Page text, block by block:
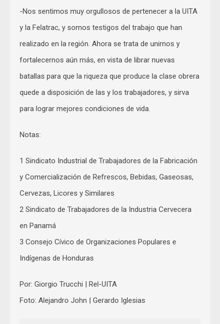
-Nos sentimos muy orgullosos de pertenecer a la UITA
y la Felatrac, y somos testigos del trabajo que han
realizado en la región. Ahora se trata de unirnos y
fortalecernos aún más, en vista de librar nuevas
batallas para que la riqueza que produce la clase obrera
quede a disposición de las y los trabajadores, y sirva
para lograr mejores condiciones de vida.
Notas:
1 Sindicato Industrial de Trabajadores de la Fabricación
y Comercialización de Refrescos, Bebidas, Gaseosas,
Cervezas, Licores y Similares
2 Sindicato de Trabajadores de la Industria Cervecera
en Panamá
3 Consejo Cívico de Organizaciones Populares e
Indígenas de Honduras
Por: Giorgio Trucchi | Rel-UITA
Foto: Alejandro John | Gerardo Iglesias